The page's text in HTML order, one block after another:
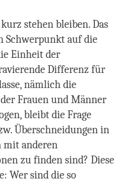
stehen bleiben. Das
Schwerpunkt auf die
Einheit der
Differenz für
nämlich die
Frauen und Männer
bleibt die Frage
Überschneidungen in
mit anderen
zu finden sind? Diese
Wer sind die so